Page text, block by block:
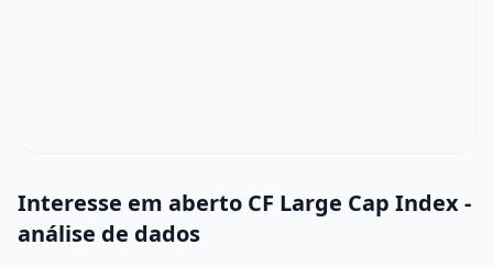
Interesse em aberto CF Large Cap Index -
análise de dados